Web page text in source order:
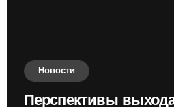
Новости
Перспективы